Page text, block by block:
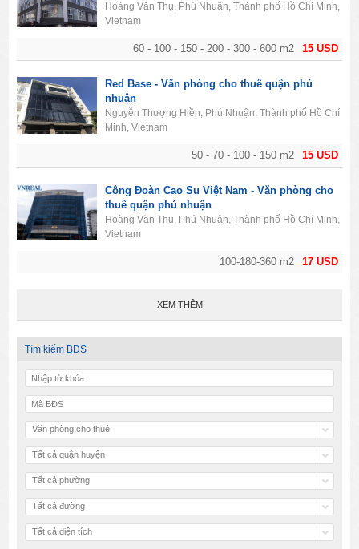
15 USD
60 - 100 - 150 - 200 - 300 - 600 m2
Hoàng Văn Thụ, Phú Nhuận, Thành phố Hồ Chí Minh,
Vietnam
15 USD
50 - 70 - 100 - 150 m2
Red Base - Văn phòng cho thuê quận phú
nhuận
Nguyễn Thượng Hiền, Phú Nhuận, Thành phố Hồ Chí
Minh, Vietnam
17 USD
100-180-360 m2
Công Đoàn Cao Su Việt Nam - Văn phòng cho
thuê quận phú nhuận
Hoàng Văn Thụ, Phú Nhuận, Thành phố Hồ Chí Minh,
Vietnam
XEM THÊM
Tìm kiếm BĐS
Văn phòng cho thuê
Tất cả quận huyện
Tất cả phường
Tất cả đường
Tất cả diện tích